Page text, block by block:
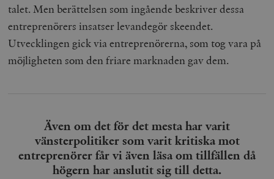
talet. Men berättelsen som ingående beskriver dessa
entreprenörers insatser levandegör skeendet.
Utvecklingen gick via entreprenörerna, som tog vara på
möjligheten som den friare marknaden gav dem.
Även om det för det mesta har varit
vänsterpolitiker som varit kritiska mot
entreprenörer får vi även läsa om tillfällen då
högern har anslutit sig till detta.